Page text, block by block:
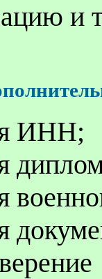
и
ИНН;